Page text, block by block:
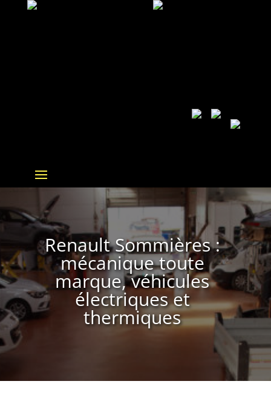
Renault Sommières :
mécanique toute
marque, véhicules
électriques et
thermiques